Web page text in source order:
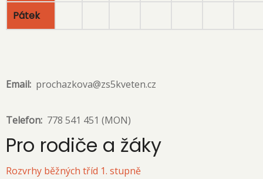
Pátek
Email prochazkova@zs5kveten.cz
Telefon 778 541 451 (MON)
Pro rodiče a žáky
Rozvrhy běžných tříd 1. stupně